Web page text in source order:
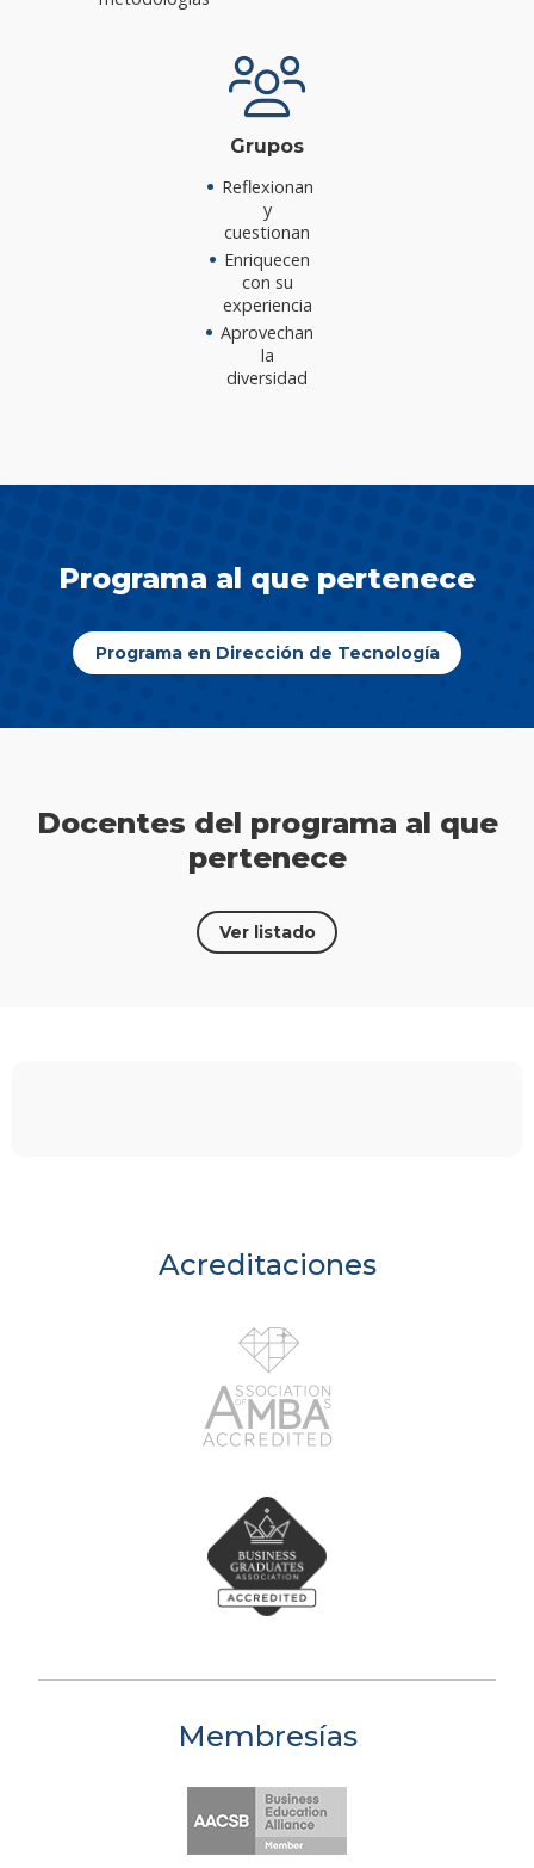
Grupos
Reflexionan
y
cuestionan
Enriquecen
con su
experiencia
Aprovechan
la
diversidad
Programa al que pertenece
Programa en Dirección de Tecnología
Docentes del programa al que
pertenece
Ver listado
Acreditaciones
Membresías